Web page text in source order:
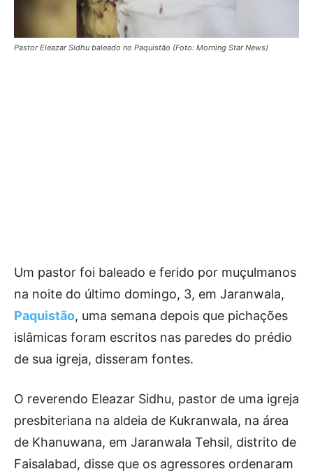
Pastor Eleazar Sidhu baleado no Paquistão (Foto: Morning Star News)
Um pastor foi baleado e ferido por muçulmanos
na noite do último domingo, 3, em Jaranwala,
Paquistão, uma semana depois que pichações
islâmicas foram escritos nas paredes do prédio
de sua igreja, disseram fontes.
O reverendo Eleazar Sidhu, pastor de uma igreja
presbiteriana na aldeia de Kukranwala, na área
de Khanuwana, em Jaranwala Tehsil, distrito de
Faisalabad, disse que os agressores ordenaram